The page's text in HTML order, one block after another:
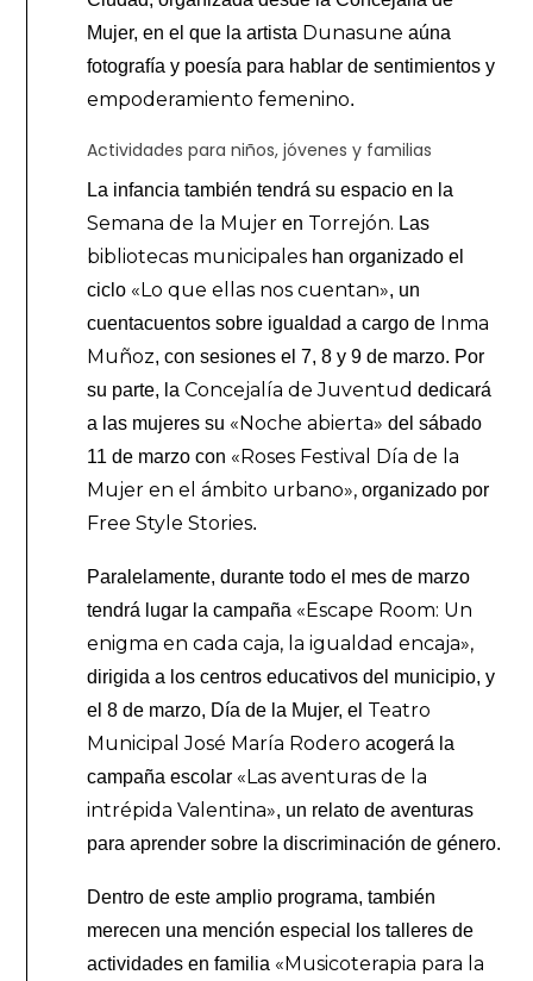
Mujer, en el que la artista Dunasune aúna
fotografía y poesía para hablar de sentimientos y
empoderamiento femenino.
Actividades para niños, jóvenes y familias
La infancia también tendrá su espacio en la
Semana de la Mujer en Torrejón. Las
bibliotecas municipales han organizado el
ciclo «Lo que ellas nos cuentan», un
cuentacuentos sobre igualdad a cargo de Inma
Muñoz, con sesiones el 7, 8 y 9 de marzo. Por
su parte, la Concejalía de Juventud dedicará
a las mujeres su «Noche abierta» del sábado
11 de marzo con «Roses Festival Día de la
Mujer en el ámbito urbano», organizado por
Free Style Stories.
Paralelamente, durante todo el mes de marzo
tendrá lugar la campaña «Escape Room: Un
enigma en cada caja, la igualdad encaja»,
dirigida a los centros educativos del municipio, y
el 8 de marzo, Día de la Mujer, el Teatro
Municipal José María Rodero acogerá la
campaña escolar «Las aventuras de la
intrépida Valentina», un relato de aventuras
para aprender sobre la discriminación de género.
Dentro de este amplio programa, también
merecen una mención especial los talleres de
actividades en familia «Musicoterapia para la